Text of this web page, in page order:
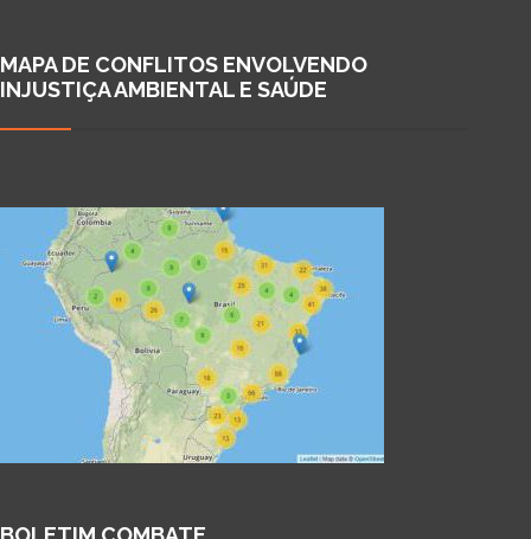
MAPA DE CONFLITOS ENVOLVENDO
INJUSTIÇA AMBIENTAL E SAÚDE